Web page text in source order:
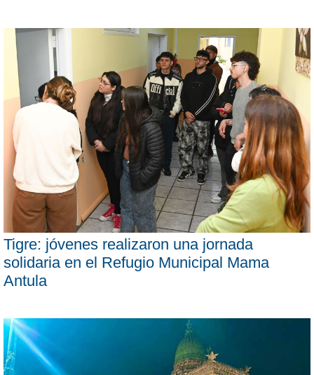
Tigre: jóvenes realizaron una jornada
solidaria en el Refugio Municipal Mama
Antula